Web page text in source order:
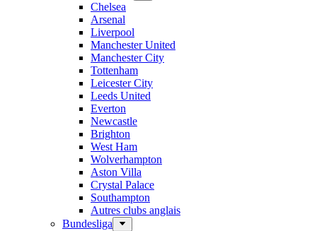
Chelsea
Arsenal
Liverpool
Manchester United
Manchester City
Tottenham
Leicester City
Leeds United
Everton
Newcastle
Brighton
West Ham
Wolverhampton
Aston Villa
Crystal Palace
Southampton
Autres clubs anglais
Bundesliga